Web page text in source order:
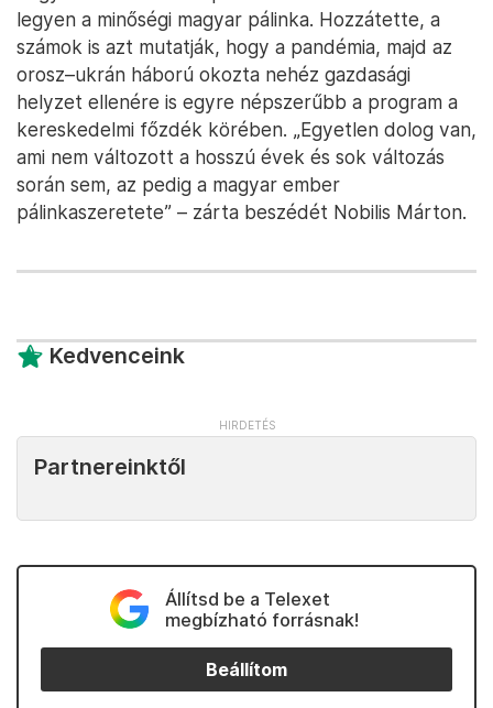
legyen a minőségi magyar pálinka. Hozzátette, a
számok is azt mutatják, hogy a pandémia, majd az
orosz–ukrán háború okozta nehéz gazdasági
helyzet ellenére is egyre népszerűbb a program a
kereskedelmi főzdék körében. „Egyetlen dolog van,
ami nem változott a hosszú évek és sok változás
során sem, az pedig a magyar ember
pálinkaszeretete” – zárta beszédét Nobilis Márton.
Kedvenceink
Partnereinktől
Állítsd be a Telexet
megbízható forrásnak!
Beállítom